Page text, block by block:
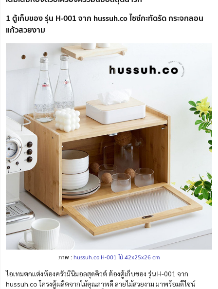
1 ตู้เก็บของ รุ่น H-001 จาก hussuh.co ไซซ์กะทัดรัด กระจกลอน
แก้วสวยงาม
ภาพ : hussuh.co H-001 ไม้ 42x25x26 cm
ไอเทมตกแต่งห้องครัวมินิมอลสุดคิวต์ ต้องตู้เก็บของ รุ่น H-001 จาก
hussuh.co โครงตู้ผลิตจากไม้คุณภาพดี ลายไม้สวยงาม มาพร้อมดีไซน์